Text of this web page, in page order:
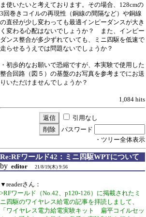
ま使いたいと考えております。その場合、128cmの
3回巻きコイルの再現性（銅線の間隔など）や銅線
の直径が少し変わっても最適インピーダンスが大き
く変わる心配はないでしょうか？ また、インピー
ダンス整合が多少ずれていても、ミニ四駆を低速で
走らせるうえでは問題ないでしょうか？
・初歩的なお願いで恐縮ですが、本実験で使用した
整合回路（図５）の基盤のお写真を参考までにお送
りいただけませんでしょうか？
1,084 hits
引用なし
パスワード
・ツリー全体表示
Re:RFワールド42：ミニ四駆WPTについて
by editor 21/8/19(木) 9:56
▼readerさん：
>RFワールド（No.42、p120-126）に掲載されたミ
ニ四駆のワイヤレス給電の記事を拝読しまして、
「ワイヤレス電力給電実験キット 扁平コイルセッ